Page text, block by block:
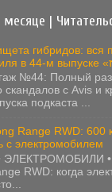
|
гибридов: вся
№44: Полный
с Avis и
подкаста ...
Range RWD: 600
с электромобилем
• ЭЛЕКТРОМОБИЛИ
RWD: когда